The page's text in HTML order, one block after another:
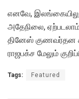
எனவே,
அதேநிலை,
தினேஸ் குணவர்தன
ராஜபக்ச மேலும்
Tags: Featured